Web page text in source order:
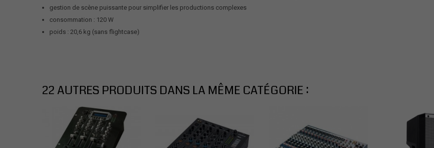
gestion de scène puissante pour simplifier les productions complexes
consommation : 120 W
poids : 20,6 kg (sans flightcase)
22 AUTRES PRODUITS DANS LA MÊME CATÉGORIE :